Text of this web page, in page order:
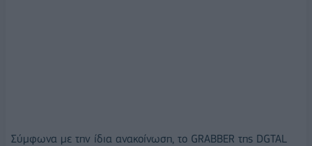
Σύμφωνα με την ίδια ανακοίνωση, το GRABBER της DGTAL